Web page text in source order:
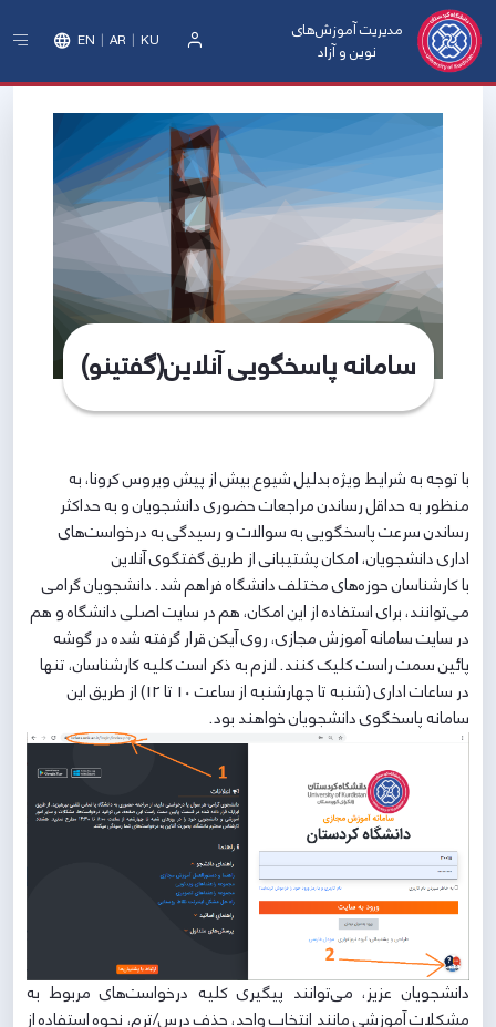
مدیریت آموزش‌های
نوین و آزاد
EN AR KU
سامانه پاسخگویی آنلاین(گفتینو)
با توجه به شرایط ویژه بدلیل شیوع بیش از پیش ویروس کرونا، به
منظور به حداقل رساندن مراجعات حضوری دانشجویان و به حداکثر
رساندن سرعت پاسخگویی به سوالات و رسیدگی به درخواست‌های
اداری دانشجویان، امکان پشتیبانی از طریق گفتگوی آنلاین
با کارشناسان حوزه‌های مختلف دانشگاه فراهم شد. دانشجویان گرامی
می‌توانند، برای استفاده از این امکان، هم در سایت اصلی دانشگاه و هم
در سایت سامانه آموزش مجازی، روی آیکن قرار گرفته شده در گوشه
پائین سمت راست کلیک کنند. لازم به ذکر است کلیه کارشناسان، تنها
در ساعات اداری (شنبه تا چهارشنبه از ساعت 10 تا 12) از طریق این
سامانه پاسخگوی دانشجویان خواهند بود.
دانشجویان عزیز، می‌توانند پیگیری کلیه درخواست‌های مربوط به
مشکلات آموزشی مانند انتخاب واحد، حذف درس/ترم، نحوه استفاده از